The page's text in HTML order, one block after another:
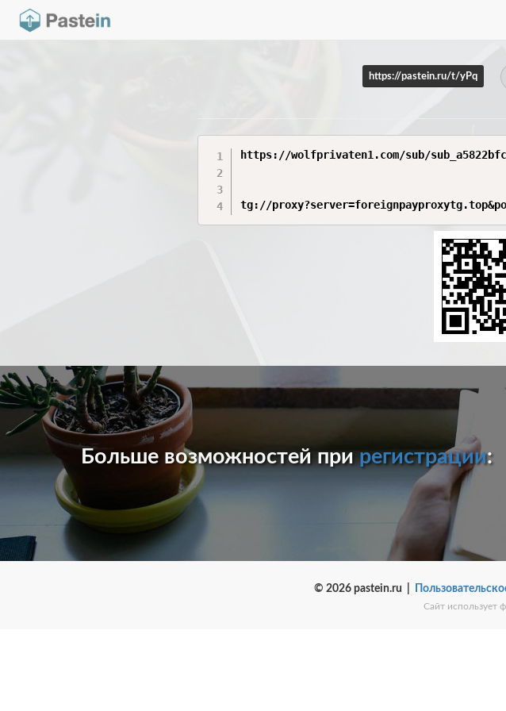
https://pastein.ru/t/yPq
https://wolfprivaten1.com/sub/
tg://
Больше возможностей прирегистрации:
© 2026 pastein.ru |
Сайт использует